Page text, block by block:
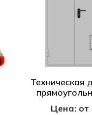
Техническая
Цена: от